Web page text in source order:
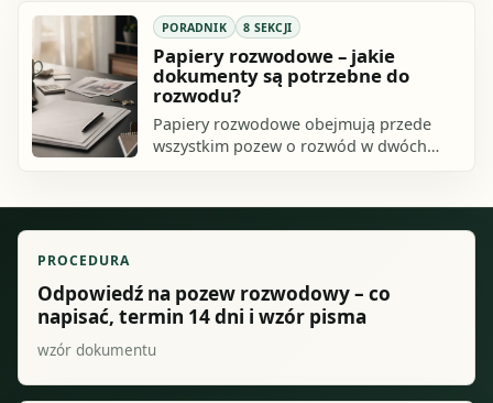
odpowiedzi.
PORADNIK 8 SEKCJI
Papiery rozwodowe – jakie
dokumenty są potrzebne do
rozwodu?
Papiery rozwodowe obejmują przede
wszystkim pozew o rozwód w dwóch
małoletnie.
PROCEDURA
Odpowiedź na pozew rozwodowy – co
napisać, termin 14 dni i wzór pisma
wzór dokumentu